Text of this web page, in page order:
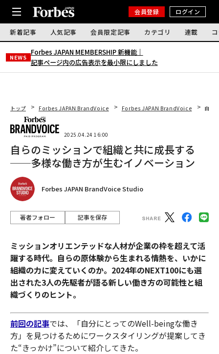
会員登録 ログイン
新着記事 人気記事 会員限定記事 カテゴリ 連載
NEWS
Forbes JAPAN MEMBERSHIP 新機能｜
記事ページ内の広告表示を最小限にしました
トップ Forbes JAPAN BrandVoice Forbes JAPAN BrandVoice 自ら
2025.04.24 16:00
自らのミッションで組織と共に成長する
──多様な働き方が生むイノベーション
Forbes JAPAN BrandVoice Studio
著者フォロー 記事を保存
ミッションオリエンテッドな人材が企業の枠を超えて活
躍する時代。自らの原体験から生まれる情熱を、いかに
組織の力に変えていくのか。2024年のNEXT100にも選
出された3人の先駆者が語る新しい働き方の可能性と組
織づくりのヒント。
前回の記事では、「自分にとってのWell-beingな働き
方」を見つけるためにワークスタイリングが提案してき
た“きっかけ”について紹介してきた。